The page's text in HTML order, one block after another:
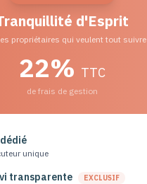
d'Esprit
propriétaires qui veulent tout suivre
22% TTC
de frais de gestion
unique
transparente EXCLUSIF